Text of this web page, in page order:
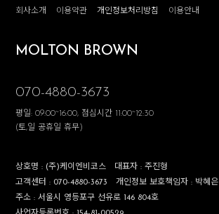
회사소개 이용약관 개인정보처리방침 이용안내
MOLTON BROWN
070-4880-3673
평일: 09:00~16:00, 점심시간 11:00~12:30
(토,일 공휴일 휴무)
상호명 :(주)케이엔비코스 대표자 :주진형
고객센터 : 070-4880-3673 개인정보 보호책임자 : 박혜은
주소 :서울시 영등포구 선유로 146 804호